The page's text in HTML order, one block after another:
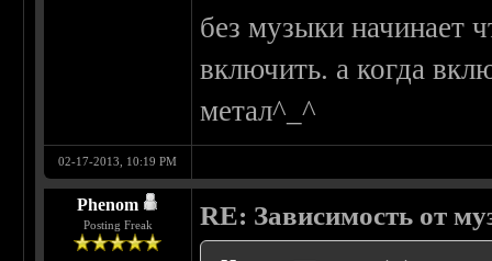
без музыки начинает
включить. а когда
метал^_^
02-17-2013, 10:19 PM
Phenom
Posting Freak RE: Зависимость от